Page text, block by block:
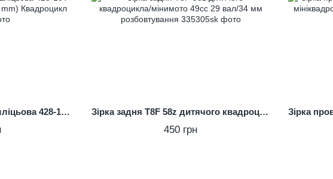
Зірка приводна задня шліцьова 428-19T (втулка d = 20 mm L = 77 mm) Квадроцикл Зірка задня T8F 58z дитячого квадроцикла/мінимото 49cc 29 вал/34 мм розбовтування
450 грн